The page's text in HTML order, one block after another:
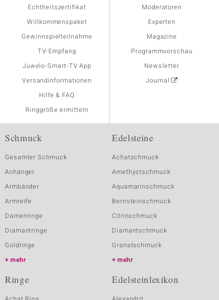
Echtheitszertifikat
Willkommenspaket
Gewinnspielteilnahme
TV-Empfang
Juwelo-Smart-TV App
Versandinformationen
Hilfe & FAQ
Ringgröße ermitteln
Moderatoren
Experten
Magazine
Programmvorschau
Newsletter
Journal
Schmuck
Gesamter Schmuck
Anhänger
Armbänder
Armreife
Damenringe
Diamantringe
Goldringe
mehr
Edelsteine
Achatschmuck
Amethystschmuck
Aquamarinschmuck
Bernsteinschmuck
Citrinschmuck
Diamantschmuck
Granatschmuck
mehr
Ringe Edelsteinlexikon